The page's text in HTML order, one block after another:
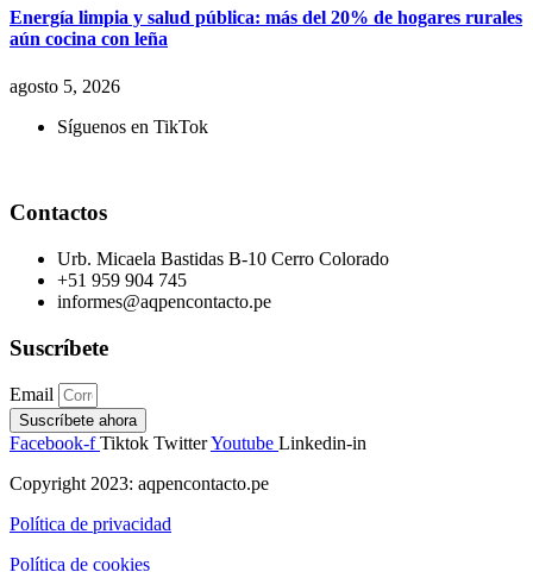
Energía limpia y salud pública: más del 20% de hogares rurales
aún cocina con leña
agosto 5, 2026
Síguenos en TikTok
Contactos
Urb. Micaela Bastidas B-10 Cerro Colorado
+51 959 904 745
informes@aqpencontacto.pe
Suscríbete
Email
Suscríbete ahora
Facebook-f Tiktok TwitterYoutube Linkedin-in
Copyright 2023: aqpencontacto.pe
Política de privacidad
Política de cookies